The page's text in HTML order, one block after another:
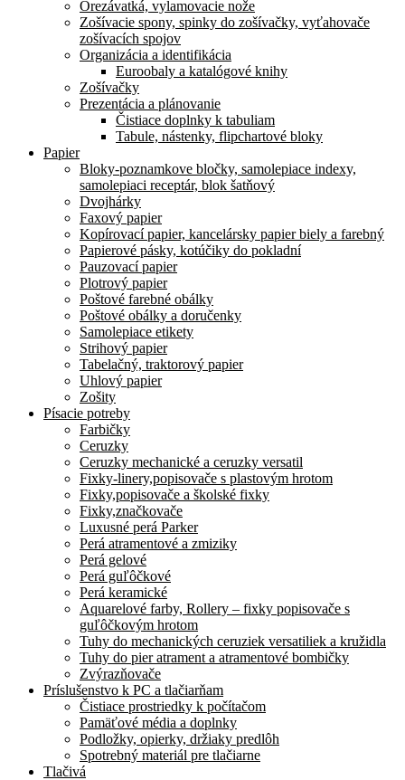
Orezávatká, vylamovacie nože
Zošívacie spony, spinky do zošívačky, vyťahovače
zošívacích spojov
Organizácia a identifikácia
Euroobaly a katalógové knihy
Zošívačky
Prezentácia a plánovanie
Čistiace doplnky k tabuliam
Tabule, nástenky, flipchartové bloky
Papier
Bloky-poznamkove bločky, samolepiace indexy,
samolepiaci receptár, blok šatňový
Dvojhárky
Faxový papier
Kopírovací papier, kancelársky papier biely a farebný
Papierové pásky, kotúčiky do pokladní
Pauzovací papier
Plotrový papier
Poštové farebné obálky
Poštové obálky a doručenky
Samolepiace etikety
Strihový papier
Tabelačný, traktorový papier
Uhlový papier
Zošity
Písacie potreby
Farbičky
Ceruzky
Ceruzky mechanické a ceruzky versatil
Fixky-linery,popisovače s plastovým hrotom
Fixky,popisovače a školské fixky
Fixky,značkovače
Luxusné perá Parker
Perá atramentové a zmiziky
Perá gelové
Perá guľôčkové
Perá keramické
Aquarelové farby, Rollery – fixky popisovače s
guľôčkovým hrotom
Tuhy do mechanických ceruziek versatiliek a kružidla
Tuhy do pier atrament a atramentové bombičky
Zvýrazňovače
Príslušenstvo k PC a tlačiarňam
Čistiace prostriedky k počítačom
Pamäťové média a doplnky
Podložky, opierky, držiaky predlôh
Spotrebný materiál pre tlačiarne
Tlačivá